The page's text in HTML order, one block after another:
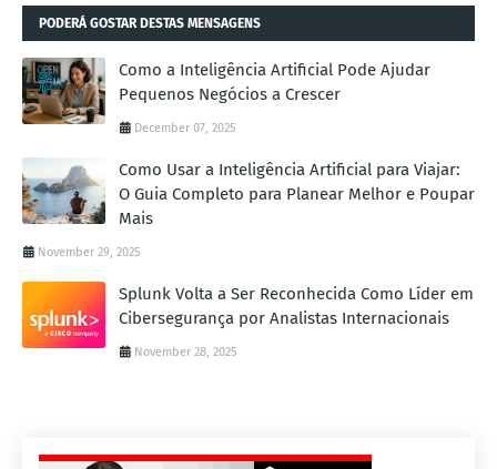
PODERÁ GOSTAR DESTAS MENSAGENS
Como a Inteligência Artificial Pode Ajudar
Pequenos Negócios a Crescer
December 07, 2025
Como Usar a Inteligência Artificial para Viajar:
O Guia Completo para Planear Melhor e Poupar
Mais
November 29, 2025
Splunk Volta a Ser Reconhecida Como Líder em
Cibersegurança por Analistas Internacionais
November 28, 2025